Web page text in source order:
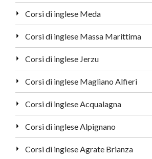
Corsi di inglese Meda
Corsi di inglese Massa Marittima
Corsi di inglese Jerzu
Corsi di inglese Magliano Alfieri
Corsi di inglese Acqualagna
Corsi di inglese Alpignano
Corsi di inglese Agrate Brianza